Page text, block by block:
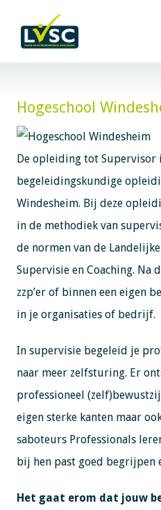
Hogeschool
De opleiding tot Supervisor
begeleidingskundige
Windesheim. Bij deze
in de methodiek van
de normen van de
Supervisie en Coaching. Na
zzp’er of binnen een eigen
in je organisaties of bedrijf.
In supervisie begeleid je
naar meer zelfsturing. Er
professioneel
eigen sterke kanten maar
saboteurs Professionals
bij hen past goed begrijpen
Het gaat erom dat jouw